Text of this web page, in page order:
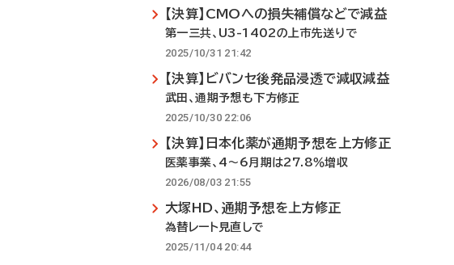
【決算】CMOへの損失補償などで減益
第一三共、U3-1402の上市先送りで
2025/10/31 21:42
【決算】ビバンセ後発品浸透で減収減益
武田、通期予想も下方修正
2025/10/30 22:06
【決算】日本化薬が通期予想を上方修正
医薬事業、4～6月期は27.8％増収
2026/08/03 21:55
大塚HD、通期予想を上方修正
為替レート見直しで
2025/11/04 20:44